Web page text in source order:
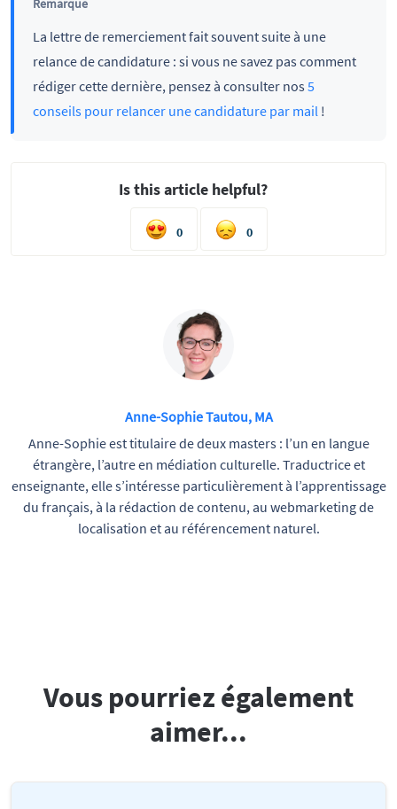
Remarque
La lettre de remerciement fait souvent suite à une
relance de candidature : si vous ne savez pas comment
rédiger cette dernière, pensez à consulter nos 5
conseils pour relancer une candidature par mail !
Is this article helpful?
0 0
Anne-Sophie Tautou, MA
Anne-Sophie est titulaire de deux masters : l’un en langue
étrangère, l’autre en médiation culturelle. Traductrice et
enseignante, elle s’intéresse particulièrement à l’apprentissage
du français, à la rédaction de contenu, au webmarketing de
localisation et au référencement naturel.
Vous pourriez également
aimer...